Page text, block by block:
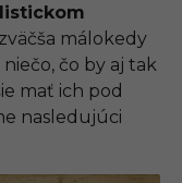
málokedy
čo by aj tak
mať ich pod
nasledujúci